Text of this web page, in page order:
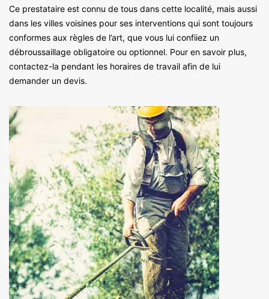
Ce prestataire est connu de tous dans cette localité, mais aussi
dans les villes voisines pour ses interventions qui sont toujours
conformes aux règles de l’art, que vous lui confiiez un
débroussaillage obligatoire ou optionnel. Pour en savoir plus,
contactez-la pendant les horaires de travail afin de lui
demander un devis.